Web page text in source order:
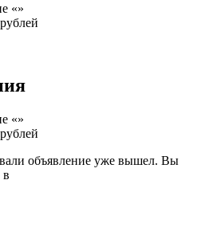
«»
рублей
«»
рублей
объявление уже вышел. Вы
в